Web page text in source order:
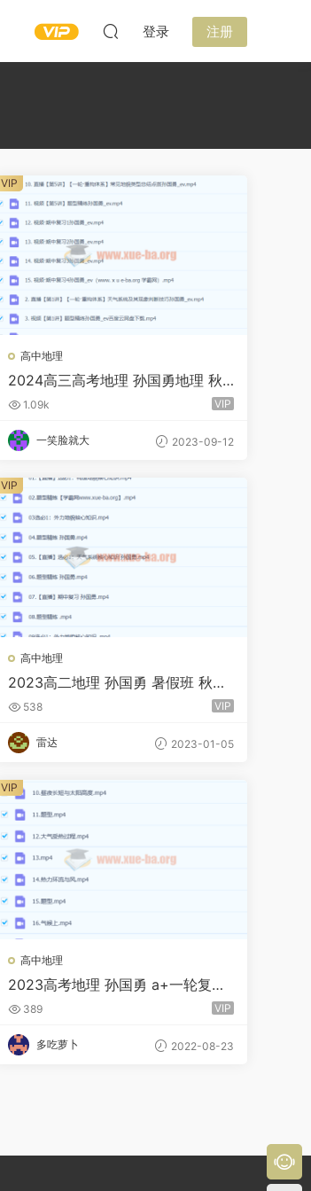
登录 注册
高中地理
2024高三高考地理 孙国勇地理 秋
季班 百度云网盘下载
1.09k VIP
一笑脸就大 2023-09-12
VIP
高中地理
2023高二地理 孙国勇 暑假班 秋季
班 538 VIP
雷达 2023-01-05
VIP
高中地理
2023高考地理 孙国勇 a+一轮复习
暑假班
389 VIP
多吃萝卜 2022-08-23
VIP